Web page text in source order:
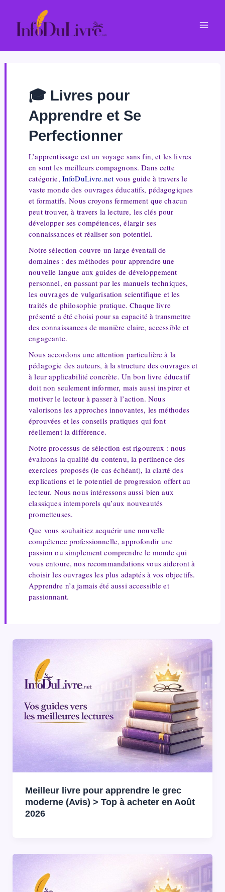
contenu
🎓 Livres pour
Apprendre et Se
Perfectionner
L’apprentissage est un voyage sans fin, et les livres
en sont les meilleurs compagnons. Dans cette
catégorie, InfoDuLivre.net vous guide à travers le
vaste monde des ouvrages éducatifs, pédagogiques
et formatifs. Nous croyons fermement que chacun
peut trouver, à travers la lecture, les clés pour
développer ses compétences, élargir ses
connaissances et réaliser son potentiel.
Notre sélection couvre un large éventail de
domaines : des méthodes pour apprendre une
nouvelle langue aux guides de développement
personnel, en passant par les manuels techniques,
les ouvrages de vulgarisation scientifique et les
traités de philosophie pratique. Chaque livre
présenté a été choisi pour sa capacité à transmettre
des connaissances de manière claire, accessible et
engageante.
Nous accordons une attention particulière à la
pédagogie des auteurs, à la structure des ouvrages et
à leur applicabilité concrète. Un bon livre éducatif
doit non seulement informer, mais aussi inspirer et
motiver le lecteur à passer à l’action. Nous
valorisons les approches innovantes, les méthodes
éprouvées et les conseils pratiques qui font
réellement la différence.
Notre processus de sélection est rigoureux : nous
évaluons la qualité du contenu, la pertinence des
exercices proposés (le cas échéant), la clarté des
explications et le potentiel de progression offert au
lecteur. Nous nous intéressons aussi bien aux
classiques intemporels qu’aux nouveautés
prometteuses.
Que vous souhaitiez acquérir une nouvelle
compétence professionnelle, approfondir une
passion ou simplement comprendre le monde qui
vous entoure, nos recommandations vous aideront à
choisir les ouvrages les plus adaptés à vos objectifs.
Apprendre n’a jamais été aussi accessible et
passionnant.
Meilleur livre pour apprendre le grec
moderne (Avis) > Top à acheter en Août
2026